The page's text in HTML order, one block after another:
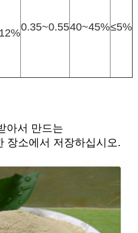
0.35~0.5540~45%≤5%
아서 만드는
장소에서 저장하십시오.